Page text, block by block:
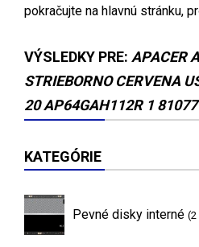
pokračujte na hlavnú stránku,
VÝSLEDKY PRE: APACER
STRIEBORNO CERVENA
20 AP64GAH112R 1
KATEGÓRIE
Pevné disky interné (2